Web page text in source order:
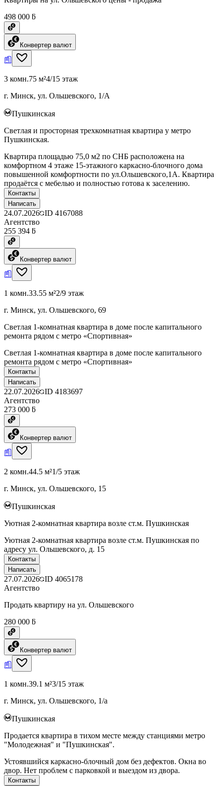
498 000 ƃ
Конвертер валют
3 комн.75 м²4/15 этаж
г. Минск, ул. Ольшевского, 1/А
Пушкинская
Светлая и просторная трехкомнатная квартира у метро
Пушкинская.
Квартира площадью 75,0 м2 по СНБ расположена на
комфортном 4 этаже 15-этажного каркасно-блочного дома
повышенной комфортности по ул.Ольшевского,1А. Квартира
продаётся с мебелью и полностью готова к заселению.
Контакты
Написать
24.07.2026 ID 4167088
Агентство
255 394 ƃ
Конвертер валют
1 комн.33.55 м²2/9 этаж
г. Минск, ул. Ольшевского, 69
Светлая 1-комнатная квартира в доме после капитального
ремонта рядом с метро «Спортивная»
Светлая 1-комнатная квартира в доме после капитального
ремонта рядом с метро «Спортивная»
Контакты
Написать
22.07.2026 ID 4183697
Агентство
273 000 ƃ
Конвертер валют
2 комн.44.5 м²1/5 этаж
г. Минск, ул. Ольшевского, 15
Пушкинская
Уютная 2-комнатная квартира возле ст.м. Пушкинская
Уютная 2-комнатная квартира возле ст.м. Пушкинская по
адресу ул. Ольшевского, д. 15
Контакты
Написать
27.07.2026 ID 4065178
Агентство
Продать квартиру на ул. Ольшевского
280 000 ƃ
Конвертер валют
1 комн.39.1 м²3/15 этаж
г. Минск, ул. Ольшевского, 1/а
Пушкинская
Продается квартира в тихом месте между станциями метро
"Молодежная" и "Пушкинская".
Устоявшийся каркасно-блочный дом без дефектов. Окна во
двор. Нет проблем с парковкой и выездом из двора.
Контакты